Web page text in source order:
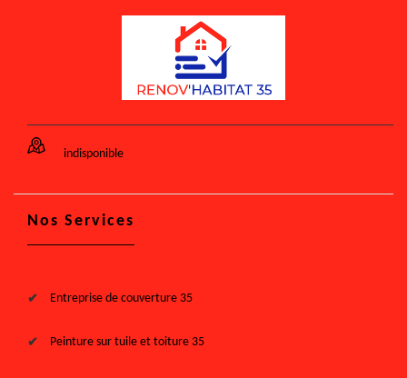
indisponible
Nos Services
Entreprise de couverture 35
Peinture sur tuile et toiture 35